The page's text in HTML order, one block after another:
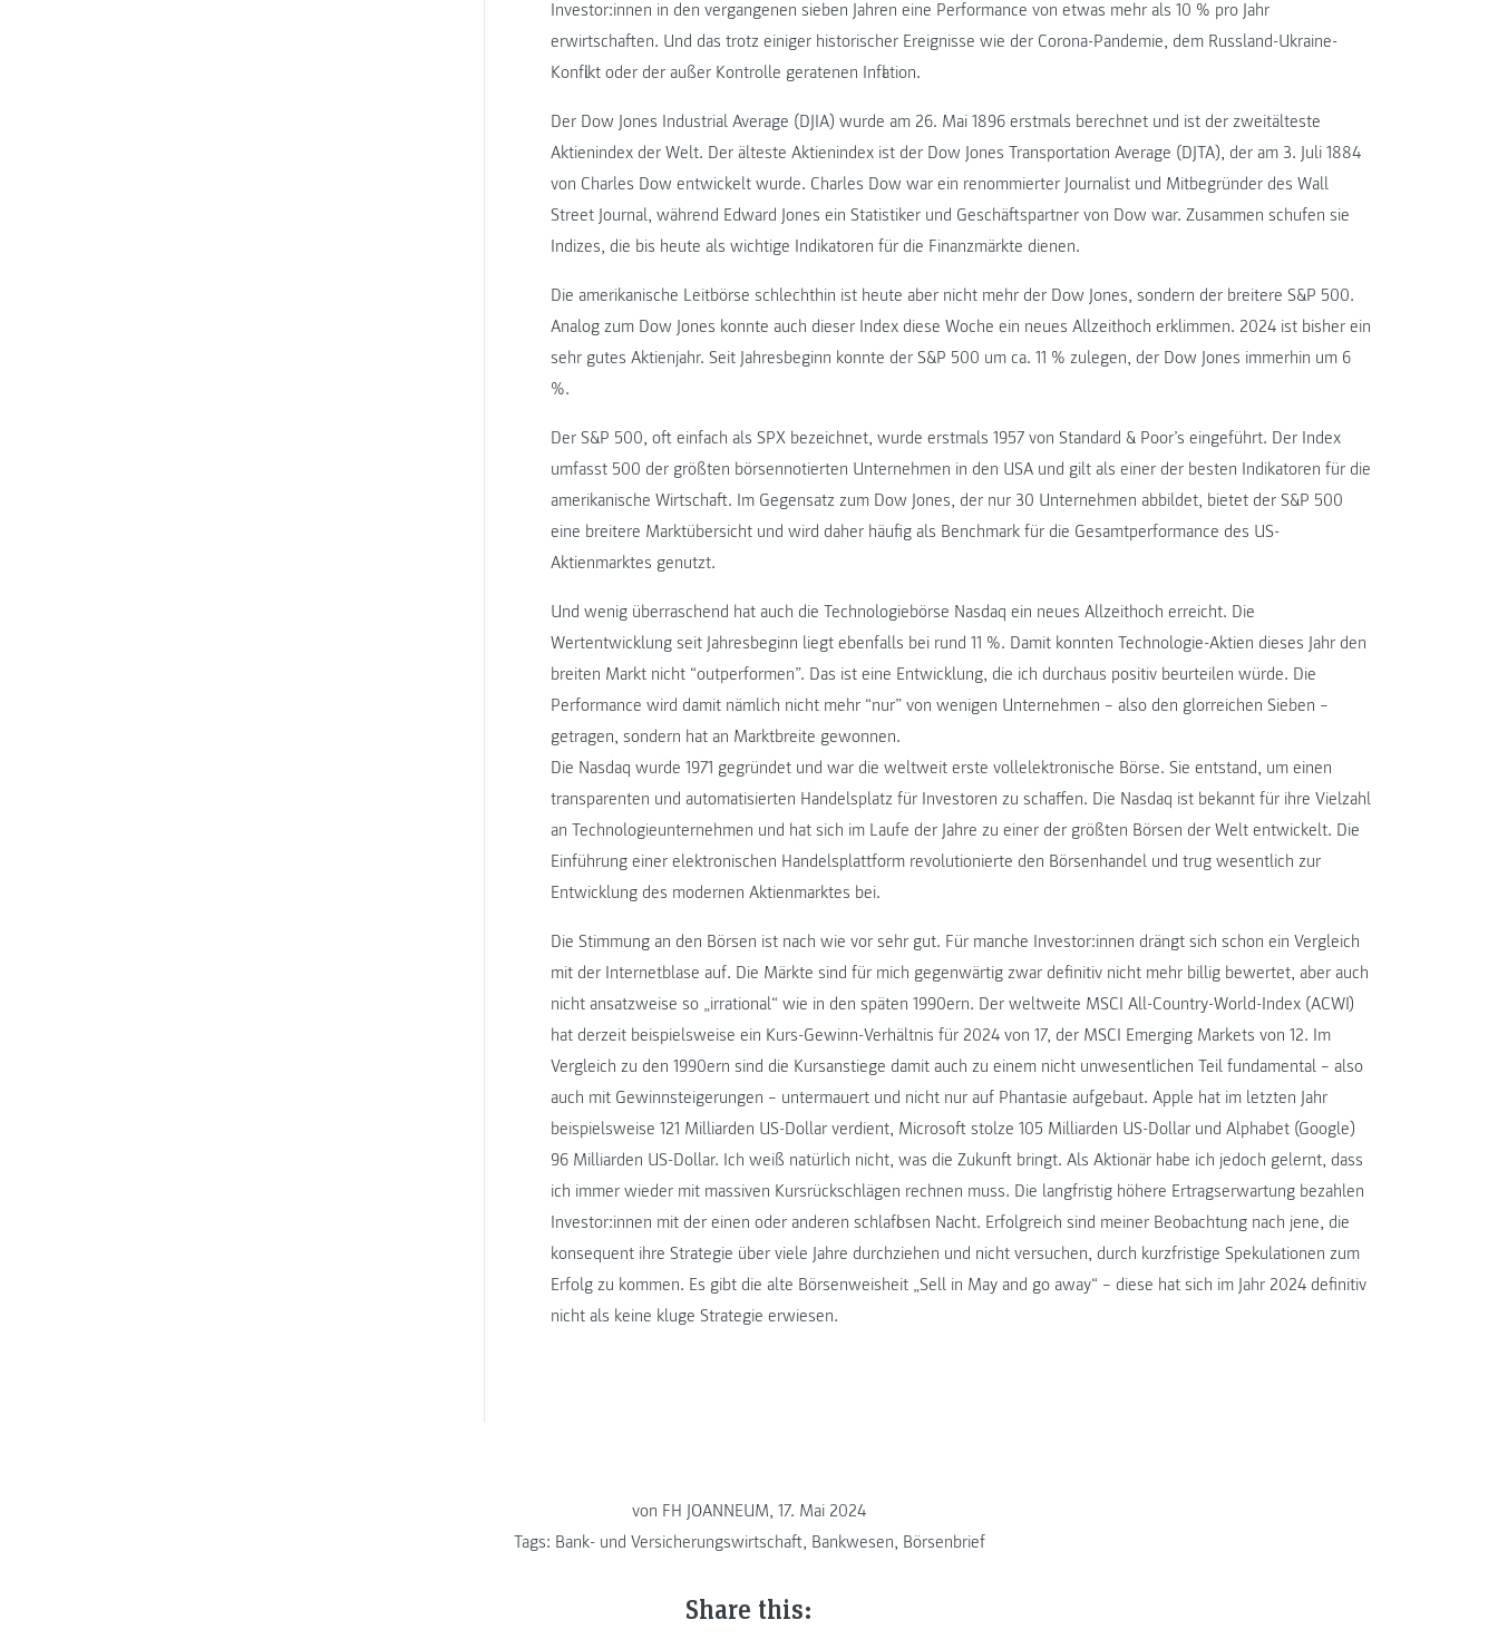
Investor:innen in den vergangenen sieben Jahren eine Performance von etwas mehr als 10 % pro Jahr
erwirtschaften. Und das trotz einiger historischer Ereignisse wie der Corona-Pandemie, dem Russland-Ukraine-
Konflikt oder der außer Kontrolle geratenen Inflation.
Der Dow Jones Industrial Average (DJIA) wurde am 26. Mai 1896 erstmals berechnet und ist der zweitälteste
Aktienindex der Welt. Der älteste Aktienindex ist der Dow Jones Transportation Average (DJTA), der am 3. Juli 1884
von Charles Dow entwickelt wurde. Charles Dow war ein renommierter Journalist und Mitbegründer des Wall
Street Journal, während Edward Jones ein Statistiker und Geschäftspartner von Dow war. Zusammen schufen sie
Indizes, die bis heute als wichtige Indikatoren für die Finanzmärkte dienen.
Die amerikanische Leitbörse schlechthin ist heute aber nicht mehr der Dow Jones, sondern der breitere S&P 500.
Analog zum Dow Jones konnte auch dieser Index diese Woche ein neues Allzeithoch erklimmen. 2024 ist bisher ein
sehr gutes Aktienjahr. Seit Jahresbeginn konnte der S&P 500 um ca. 11 % zulegen, der Dow Jones immerhin um 6
%.
Der S&P 500, oft einfach als SPX bezeichnet, wurde erstmals 1957 von Standard & Poor’s eingeführt. Der Index
umfasst 500 der größten börsennotierten Unternehmen in den USA und gilt als einer der besten Indikatoren für die
amerikanische Wirtschaft. Im Gegensatz zum Dow Jones, der nur 30 Unternehmen abbildet, bietet der S&P 500
eine breitere Marktübersicht und wird daher häufig als Benchmark für die Gesamtperformance des US-
Aktienmarktes genutzt.
Und wenig überraschend hat auch die Technologiebörse Nasdaq ein neues Allzeithoch erreicht. Die
Wertentwicklung seit Jahresbeginn liegt ebenfalls bei rund 11 %. Damit konnten Technologie-Aktien dieses Jahr den
breiten Markt nicht “outperformen”. Das ist eine Entwicklung, die ich durchaus positiv beurteilen würde. Die
Performance wird damit nämlich nicht mehr “nur” von wenigen Unternehmen – also den glorreichen Sieben –
getragen, sondern hat an Marktbreite gewonnen.
Die Nasdaq wurde 1971 gegründet und war die weltweit erste vollelektronische Börse. Sie entstand, um einen
transparenten und automatisierten Handelsplatz für Investoren zu schaffen. Die Nasdaq ist bekannt für ihre Vielzahl
an Technologieunternehmen und hat sich im Laufe der Jahre zu einer der größten Börsen der Welt entwickelt. Die
Einführung einer elektronischen Handelsplattform revolutionierte den Börsenhandel und trug wesentlich zur
Entwicklung des modernen Aktienmarktes bei.
Die Stimmung an den Börsen ist nach wie vor sehr gut. Für manche Investor:innen drängt sich schon ein Vergleich
mit der Internetblase auf. Die Märkte sind für mich gegenwärtig zwar definitiv nicht mehr billig bewertet, aber auch
nicht ansatzweise so „irrational“ wie in den späten 1990ern. Der weltweite MSCI All-Country-World-Index (ACWI)
hat derzeit beispielsweise ein Kurs-Gewinn-Verhältnis für 2024 von 17, der MSCI Emerging Markets von 12. Im
Vergleich zu den 1990ern sind die Kursanstiege damit auch zu einem nicht unwesentlichen Teil fundamental – also
auch mit Gewinnsteigerungen – untermauert und nicht nur auf Phantasie aufgebaut. Apple hat im letzten Jahr
beispielsweise 121 Milliarden US-Dollar verdient, Microsoft stolze 105 Milliarden US-Dollar und Alphabet (Google)
96 Milliarden US-Dollar. Ich weiß natürlich nicht, was die Zukunft bringt. Als Aktionär habe ich jedoch gelernt, dass
ich immer wieder mit massiven Kursrückschlägen rechnen muss. Die langfristig höhere Ertragserwartung bezahlen
Investor:innen mit der einen oder anderen schlaflosen Nacht. Erfolgreich sind meiner Beobachtung nach jene, die
konsequent ihre Strategie über viele Jahre durchziehen und nicht versuchen, durch kurzfristige Spekulationen zum
Erfolg zu kommen. Es gibt die alte Börsenweisheit „Sell in May and go away“ – diese hat sich im Jahr 2024 definitiv
nicht als keine kluge Strategie erwiesen.
von FH JOANNEUM, 17. Mai 2024
Tags: Bank- und Versicherungswirtschaft, Bankwesen, Börsenbrief
Share this: